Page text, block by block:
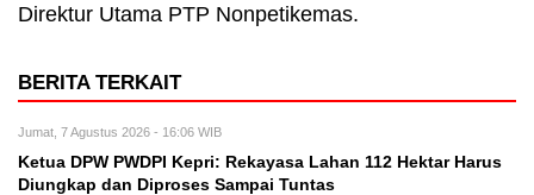
Direktur Utama PTP Nonpetikemas.
BERITA TERKAIT
Jumat, 7 Agustus 2026 - 16:06 WIB
Ketua DPW PWDPI Kepri: Rekayasa Lahan 112 Hektar Harus
Diungkap dan Diproses Sampai Tuntas